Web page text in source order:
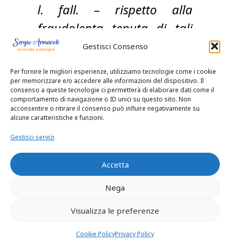
Gestisci Consenso
Per fornire le migliori esperienze, utilizziamo tecnologie come i cookie
per memorizzare e/o accedere alle informazioni del dispositivo. Il
consenso a queste tecnologie ci permetterà di elaborare dati come il
comportamento di navigazione o ID unici su questo sito. Non
acconsentire o ritirare il consenso può influire negativamente su
alcune caratteristiche e funzioni.
Gestisci servizi
Accetta
Nega
Visualizza le preferenze
Cookie PolicyPrivacy Policy
l. fall. – rispetto alla
fraudolenta tenuta di tali
scritture, in quanto
quest’ultima integra
un’ipotesi di reato a dolo
generico, che presuppone
un accertamento condotto
su libri contabili
effettivamente rinvenuti ed
esaminati dai predetti
organi. (Nella specie, la
Corte ha censurato la
sentenza impugnata che, a